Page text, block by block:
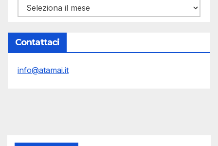
Archivi
Contattaci
info@atamai.it